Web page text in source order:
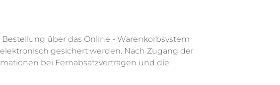
über das Online - Warenkorbsystem
gesichert werden. Nach Zugang der
bei Fernabsatzverträgen und die